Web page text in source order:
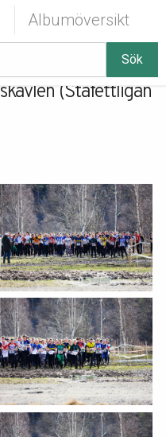
Albumöversikt
Sök
(Stafettligan